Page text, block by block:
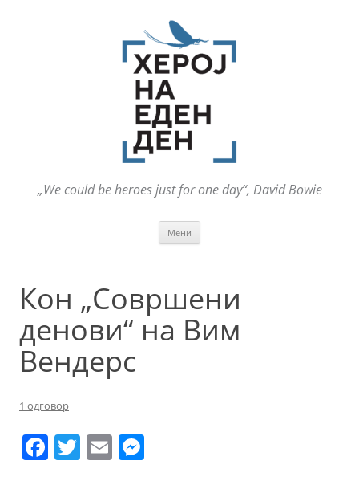
„We could be heroes just for one day“, David Bowie
Мени
Кон „Совршени
денови“ на Вим
Вендерс
1 одговор
F T E